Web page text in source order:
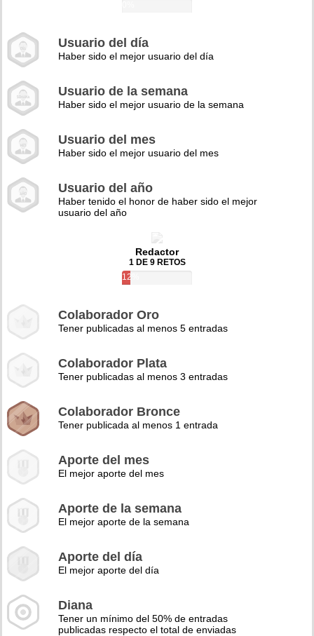
Usuario del día
Haber sido el mejor usuario del día
Usuario de la semana
Haber sido el mejor usuario de la semana
Usuario del mes
Haber sido el mejor usuario del mes
Usuario del año
Haber tenido el honor de haber sido el mejor
usuario del año
Redactor
1 DE 9 RETOS
12%
Colaborador Oro
Tener publicadas al menos 5 entradas
Colaborador Plata
Tener publicadas al menos 3 entradas
Colaborador Bronce
Tener publicada al menos 1 entrada
Aporte del mes
El mejor aporte del mes
Aporte de la semana
El mejor aporte de la semana
Aporte del día
El mejor aporte del día
Diana
Tener un mínimo del 50% de entradas
publicadas respecto el total de enviadas